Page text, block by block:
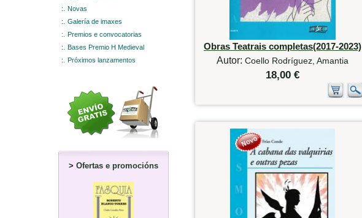
:.
Novas
:.
Galería de imaxes
:.
Premios e convocatorias
:.
Bases Premio H Medieval
:.
Próximos lanzamentos
> Ofertas e promocións
Obras Teatrais completas(2017-2023)
Autor: Coello Rodríguez, Amantia
18,00 €